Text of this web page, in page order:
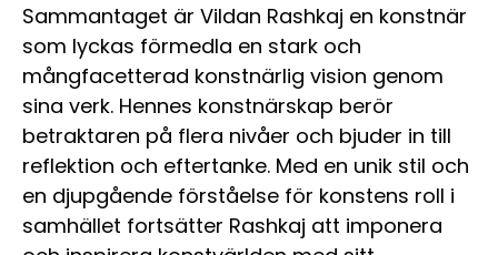
Sammantaget är Vildan Rashkaj en konstnär
som lyckas förmedla en stark och
mångfacetterad konstnärlig vision genom
sina verk. Hennes konstnärskap berör
betraktaren på flera nivåer och bjuder in till
reflektion och eftertanke. Med en unik stil och
en djupgående förståelse för konstens roll i
samhället fortsätter Rashkaj att imponera